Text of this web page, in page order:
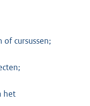
cursussen;
het